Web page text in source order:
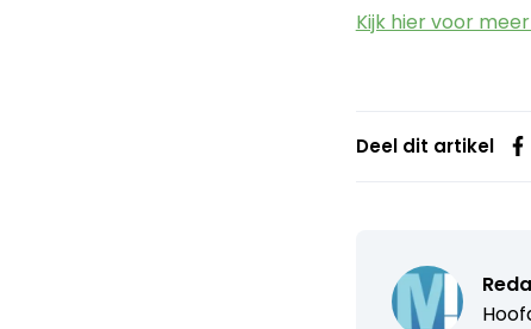
Kijk hier voor
Deel dit artikel